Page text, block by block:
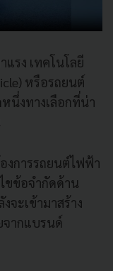
รง เทคโนโลยี
หรือรถยนต์
นึ่งทางเลือกที่น่า
งการรถยนต์ไฟฟ้า
ขข้อจำกัดด้าน
จะเข้ามาสร้าง
ากแบรนด์